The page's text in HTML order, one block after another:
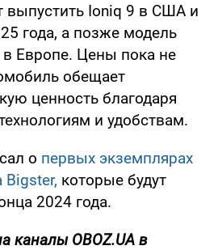
выпустить Ioniq 9 в США и
года, а позже модель
в Европе. Цены пока не
обещает
ценность благодаря
и удобствам.
о первых экземплярах
которые будут
2024 года.
каналы OBOZ.UA в